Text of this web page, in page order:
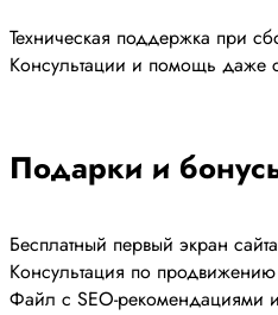
Техническая поддержка при
Консультации и помощь даже
Подарки и
Бесплатный первый экран
Консультация по продвижению
Файл с SEO-рекомендациями